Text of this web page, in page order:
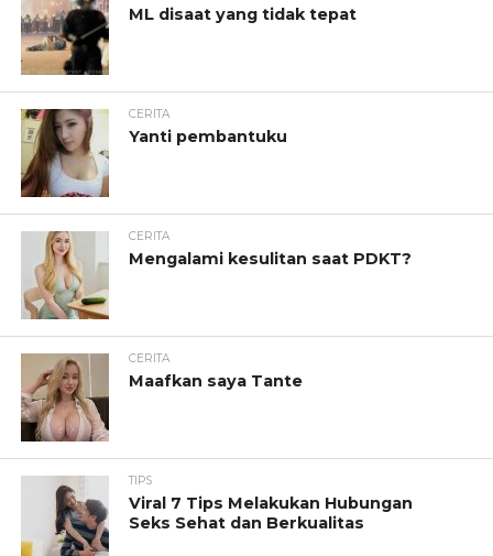
ML disaat yang tidak tepat
CERITA
Yanti pembantuku
CERITA
Mengalami kesulitan saat PDKT?
CERITA
Maafkan saya Tante
TIPS
Viral 7 Tips Melakukan Hubungan
Seks Sehat dan Berkualitas